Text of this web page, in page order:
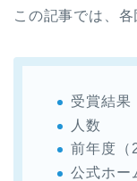
この記事では、
受賞結果
人数
前年度（
公式ホー